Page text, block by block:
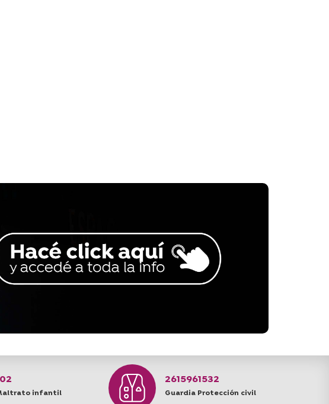
infantil
2615961532
Guardia Protección civil